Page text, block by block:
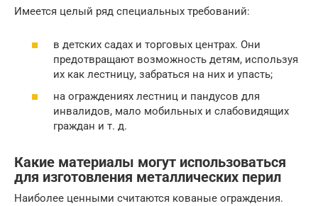
Имеется целый ряд специальных требований:
в детских садах и торговых центрах. Они
предотвращают возможность детям, используя
их как лестницу, забраться на них и упасть;
на ограждениях лестниц и пандусов для
инвалидов, мало мобильных и слабовидящих
граждан и т. д.
Какие материалы могут использоваться
для изготовления металлических перил
Наиболее ценными считаются кованые ограждения.